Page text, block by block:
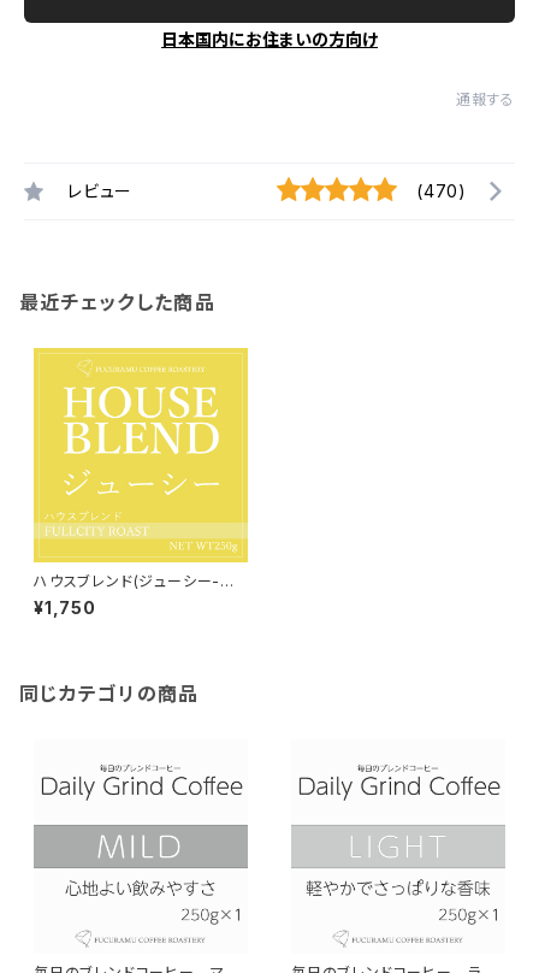
日本国内にお住まいの方向け
通報する
レビュー (470)
最近チェックした商品
ハウスブレンド(ジューシー-濃
厚な甘さ-）【フルシティロース
ト】150g
¥1,750
同じカテゴリの商品